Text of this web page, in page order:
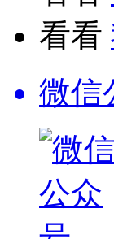
看看
微信